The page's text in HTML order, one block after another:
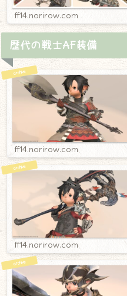
ff14.norirow.com
歴代の戦士AF装備
ff14.norirow.com
ff14.norirow.com